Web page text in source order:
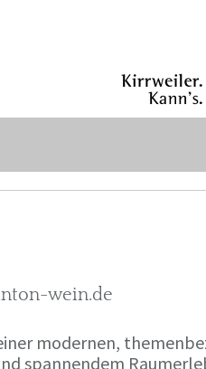
wein.de
modernen,
spannendem